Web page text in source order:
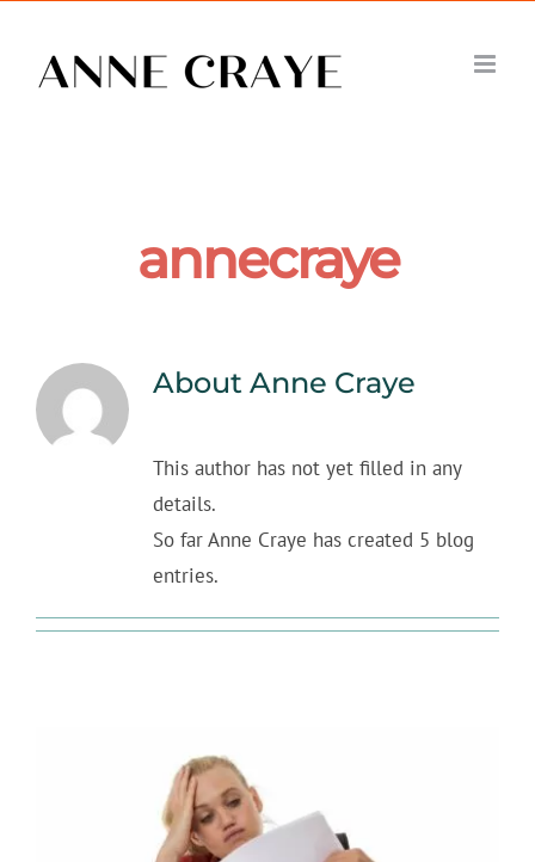
content
annecraye
About Anne Craye
This author has not yet filled in any
details.
So far Anne Craye has created 5 blog
entries.